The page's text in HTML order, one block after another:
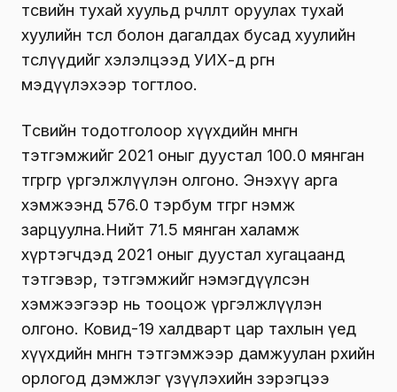
төсвийн тухай хуульд өөрчлөлт оруулах тухай
хуулийн төсөл болон дагалдах бусад хуулийн
төслүүдийг хэлэлцээд УИХ-д өргөн
мэдүүлэхээр тогтлоо.
Төсвийн тодотголоор хүүхдийн мөнгөн
тэтгэмжийг 2021 оныг дуустал 100.0 мянган
төгрөгөөр үргэлжлүүлэн олгоно. Энэхүү арга
хэмжээнд 576.0 тэрбум төгрөг нэмж
зарцуулна.Нийт 71.5 мянган халамж
хүртэгчдэд 2021 оныг дуустал хугацаанд
тэтгэвэр, тэтгэмжийг нэмэгдүүлсэн
хэмжээгээр нь тооцож үргэлжлүүлэн
олгоно. Ковид-19 халдварт цар тахлын үед
хүүхдийн мөнгөн тэтгэмжээр дамжуулан өрхийн
орлогод дэмжлэг үзүүлэхийн зэрэгцээ